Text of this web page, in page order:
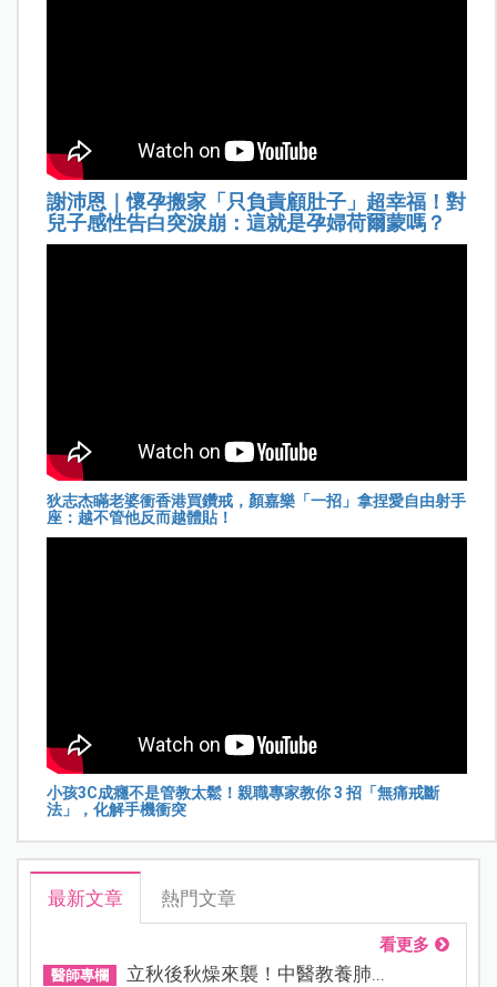
謝沛恩｜懷孕搬家「只負責顧肚子」超幸福！對
兒子感性告白突淚崩：這就是孕婦荷爾蒙嗎？
狄志杰瞞老婆衝香港買鑽戒，顏嘉樂「一招」拿捏愛自由射手
座：越不管他反而越體貼！
小孩3C成癮不是管教太鬆！親職專家教你 3 招「無痛戒斷
法」，化解手機衝突
最新文章 熱門文章
看更多
醫師專欄 立秋後秋燥來襲！中醫教養肺...